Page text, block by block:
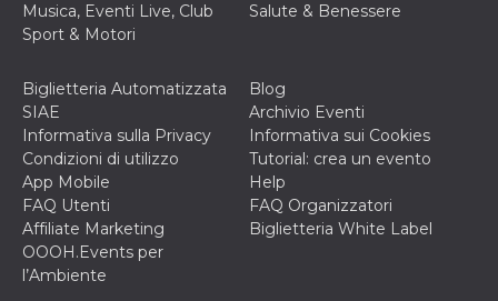
Musica, Eventi Live, Club
Salute & Benessere
Sport & Motori
Biglietteria Automatizzata
SIAE
Blog
Archivio Eventi
Informativa sulla Privacy
Informativa sui Cookies
Condizioni di utilizzo
Tutorial: crea un evento
App Mobile
Help
FAQ Utenti
FAQ Organizzatori
Affiliate Marketing
Biglietteria White Label
OOOH.Events per
l’Ambiente